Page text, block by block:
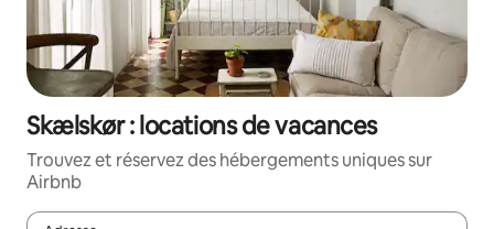
Skælskør : locations de vacances
Trouvez et réservez des hébergements uniques sur
Airbnb